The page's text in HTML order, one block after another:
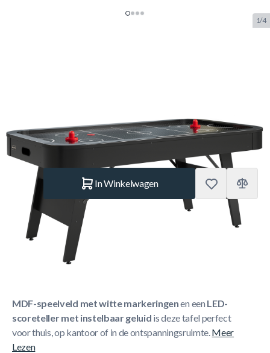
1/4
€ 499.–
was € 549.–-9%
Op voorraad
Aantal
In Winkelwagen
Korte Beschrijving
NORTH Zenith Airhockeytafel Zwart/Zwart 7FT
MDF-speelveld met witte markeringenen een LED-
scoreteller met instelbaar geluid is deze tafel perfect
voor thuis, op kantoor of in de ontspanningsruimte.Meer
Lezen